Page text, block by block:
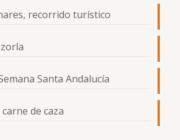
recorrido turístico
Santa Andalucía
de caza